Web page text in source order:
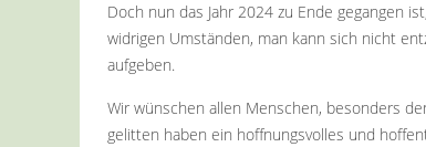
Doch nun das Jahr 2024 zu Ende gegangen
widrigen Umständen, man kann sich nicht
aufgeben.
Wir wünschen allen Menschen, besonders
gelitten haben ein hoffnungsvolles und